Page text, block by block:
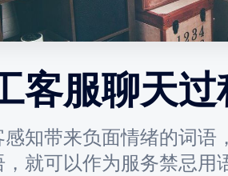
客服聊天
感知带来负面情绪的词语
就可以作为服务禁忌用